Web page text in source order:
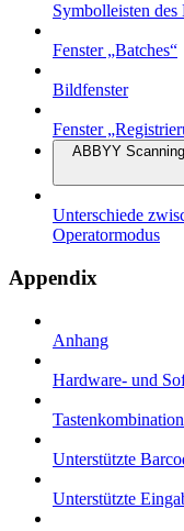
Symbolleisten des
Fenster „Batches“
Bildfenster
Fenster
ABBYY
Unterschiede
Operatormodus
Appendix
Anhang
Hardware- und
Unterstützte
Unterstützte